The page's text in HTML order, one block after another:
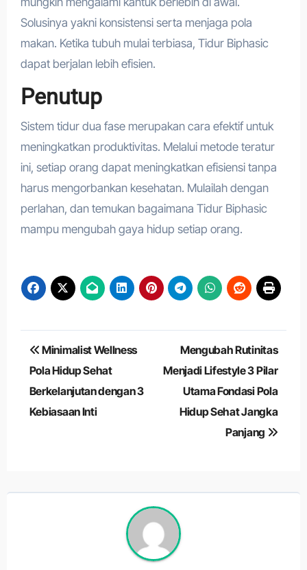
Solusinya yakni konsistensi serta menjaga pola
makan. Ketika tubuh mulai terbiasa, Tidur Biphasic
dapat berjalan lebih efisien.
Penutup
Sistem tidur dua fase merupakan cara efektif untuk
meningkatkan produktivitas. Melalui metode teratur
ini, setiap orang dapat meningkatkan efisiensi tanpa
harus mengorbankan kesehatan. Mulailah dengan
perlahan, dan temukan bagaimana Tidur Biphasic
mampu mengubah gaya hidup setiap orang.
Navigasi
pos
Minimalist Wellness
Pola Hidup Sehat
Berkelanjutan dengan 3
Kebiasaan Inti
Mengubah Rutinitas
Menjadi Lifestyle 3 Pilar
Utama Fondasi Pola
Hidup Sehat Jangka
Panjang